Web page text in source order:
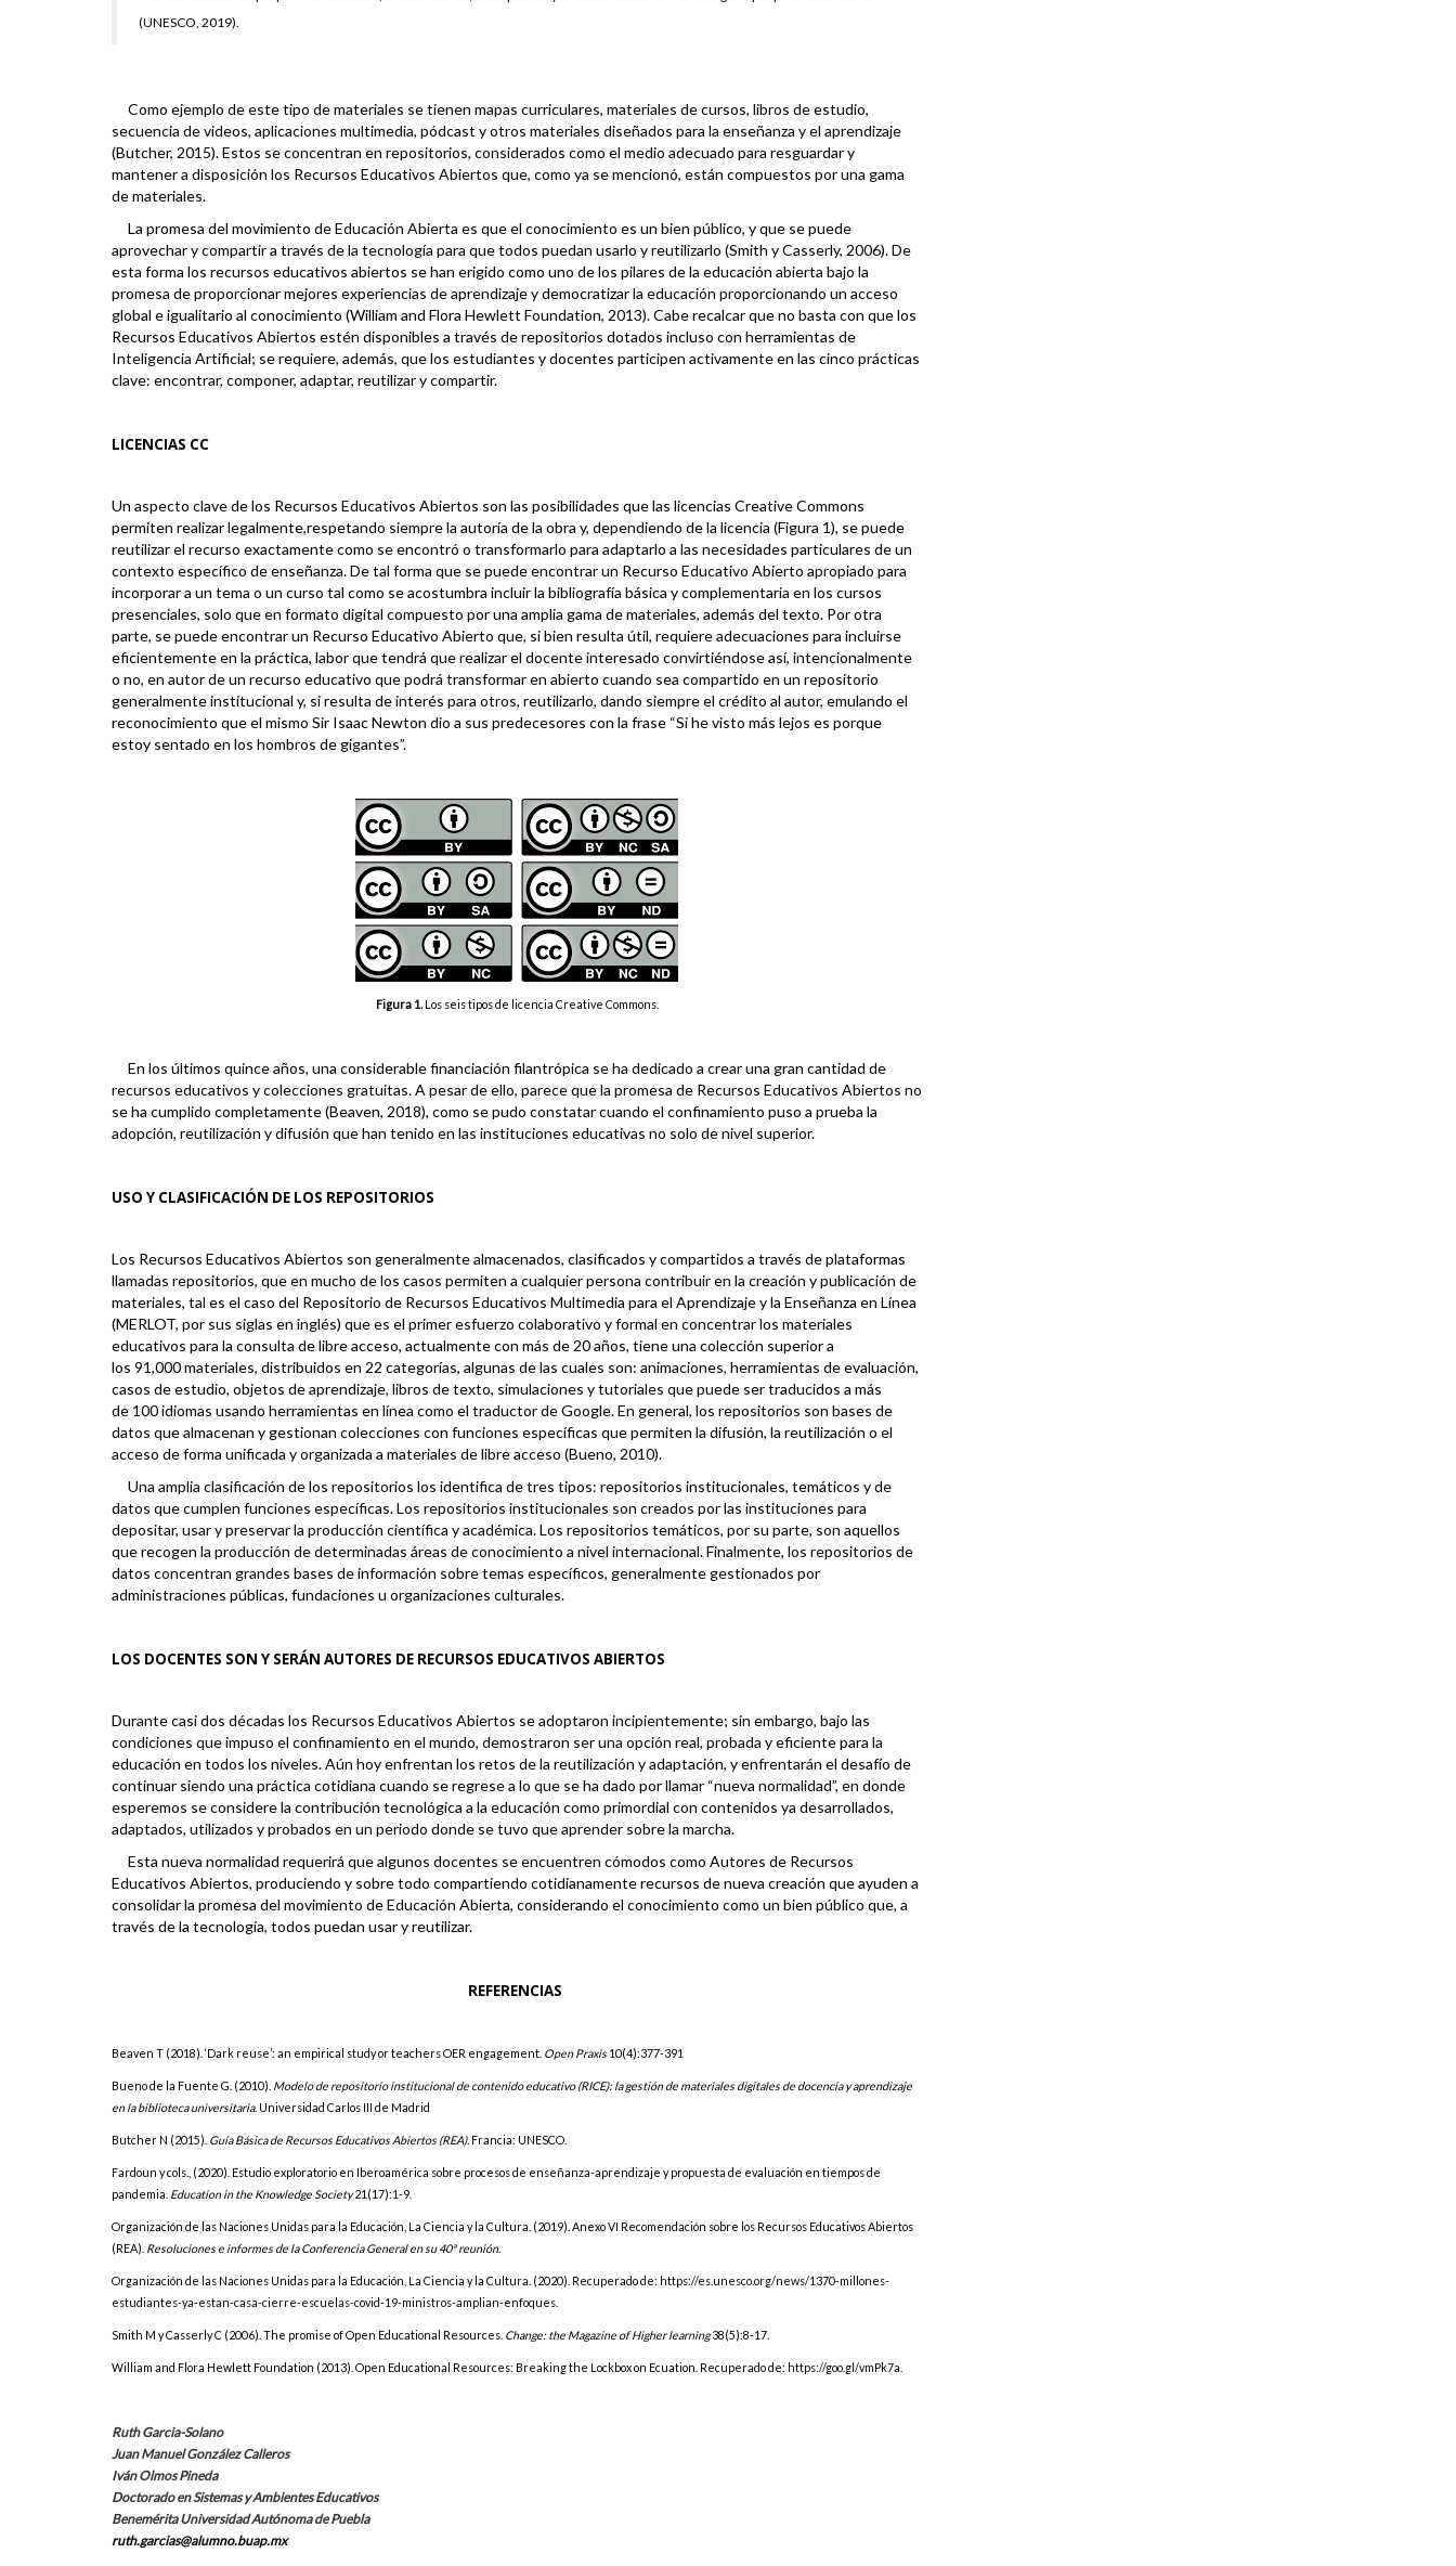
(UNESCO, 2019).
Como ejemplo de este tipo de materiales se tienen mapas curriculares, materiales de cursos, libros de estudio,
secuencia de videos, aplicaciones multimedia, pódcast y otros materiales diseñados para la enseñanza y el aprendizaje
(Butcher, 2015). Estos se concentran en repositorios, considerados como el medio adecuado para resguardar y
mantener a disposición los Recursos Educativos Abiertos que, como ya se mencionó, están compuestos por una gama
de materiales.
La promesa del movimiento de Educación Abierta es que el conocimiento es un bien público, y que se puede
aprovechar y compartir a través de la tecnología para que todos puedan usarlo y reutilizarlo (Smith y Casserly, 2006). De
esta forma los recursos educativos abiertos se han erigido como uno de los pilares de la educación abierta bajo la
promesa de proporcionar mejores experiencias de aprendizaje y democratizar la educación proporcionando un acceso
global e igualitario al conocimiento (William and Flora Hewlett Foundation, 2013). Cabe recalcar que no basta con que los
Recursos Educativos Abiertos estén disponibles a través de repositorios dotados incluso con herramientas de
Inteligencia Artificial; se requiere, además, que los estudiantes y docentes participen activamente en las cinco prácticas
clave: encontrar, componer, adaptar, reutilizar y compartir.
LICENCIAS CC
Un aspecto clave de los Recursos Educativos Abiertos son las posibilidades que las licencias Creative Commons
permiten realizar legalmente,respetando siempre la autoría de la obra y, dependiendo de la licencia (Figura 1), se puede
reutilizar el recurso exactamente como se encontró o transformarlo para adaptarlo a las necesidades particulares de un
contexto específico de enseñanza. De tal forma que se puede encontrar un Recurso Educativo Abierto apropiado para
incorporar a un tema o un curso tal como se acostumbra incluir la bibliografía básica y complementaria en los cursos
presenciales, solo que en formato digital compuesto por una amplia gama de materiales, además del texto. Por otra
parte, se puede encontrar un Recurso Educativo Abierto que, si bien resulta útil, requiere adecuaciones para incluirse
eficientemente en la práctica, labor que tendrá que realizar el docente interesado convirtiéndose así, intencionalmente
o no, en autor de un recurso educativo que podrá transformar en abierto cuando sea compartido en un repositorio
generalmente institucional y, si resulta de interés para otros, reutilizarlo, dando siempre el crédito al autor, emulando el
reconocimiento que el mismo Sir Isaac Newton dio a sus predecesores con la frase “Si he visto más lejos es porque
estoy sentado en los hombros de gigantes”.
Figura 1.Los seis tipos de licencia Creative Commons.
En los últimos quince años, una considerable financiación filantrópica se ha dedicado a crear una gran cantidad de
recursos educativos y colecciones gratuitas. A pesar de ello, parece que la promesa de Recursos Educativos Abiertos no
se ha cumplido completamente (Beaven, 2018), como se pudo constatar cuando el confinamiento puso a prueba la
adopción, reutilización y difusión que han tenido en las instituciones educativas no solo de nivel superior.
USO Y CLASIFICACIÓN DE LOS REPOSITORIOS
Los Recursos Educativos Abiertos son generalmente almacenados, clasificados y compartidos a través de plataformas
llamadas repositorios, que en mucho de los casos permiten a cualquier persona contribuir en la creación y publicación de
materiales, tal es el caso del Repositorio de Recursos Educativos Multimedia para el Aprendizaje y la Enseñanza en Línea
(MERLOT, por sus siglas en inglés) que es el primer esfuerzo colaborativo y formal en concentrar los materiales
educativos para la consulta de libre acceso, actualmente con más de 20años, tiene una colección superior a
los 91,000materiales, distribuidos en 22 categorías, algunas de las cuales son: animaciones, herramientas de evaluación,
casos de estudio, objetos de aprendizaje, libros de texto, simulaciones y tutoriales que puede ser traducidos a más
de 100idiomas usando herramientas en línea como el traductor de Google. En general, los repositorios son bases de
datos que almacenan y gestionan colecciones con funciones específicas que permiten la difusión, la reutilización o el
acceso de forma unificada y organizada a materiales de libre acceso (Bueno, 2010).
Una amplia clasificación de los repositorios los identifica de tres tipos: repositorios institucionales, temáticos y de
datos que cumplen funciones específicas. Los repositorios institucionales son creados por las instituciones para
depositar, usar y preservar la producción científica y académica. Los repositorios temáticos, por su parte, son aquellos
que recogen la producción de determinadas áreas de conocimiento a nivel internacional. Finalmente, los repositorios de
datos concentran grandes bases de información sobre temas específicos, generalmente gestionados por
administraciones públicas, fundaciones u organizaciones culturales.
LOS DOCENTES SON Y SERÁN AUTORES DE RECURSOS EDUCATIVOS ABIERTOS
Durante casi dos décadas los Recursos Educativos Abiertos se adoptaron incipientemente; sin embargo, bajo las
condiciones que impuso el confinamiento en el mundo, demostraron ser una opción real, probada y eficiente para la
educación en todos los niveles. Aún hoy enfrentan los retos de la reutilización y adaptación, y enfrentarán el desafío de
continuar siendo una práctica cotidiana cuando se regrese a lo que se ha dado por llamar “nueva normalidad”, en donde
esperemos se considere la contribución tecnológica a la educación como primordial con contenidos ya desarrollados,
adaptados, utilizados y probados en un periodo donde se tuvo que aprender sobre la marcha.
Esta nueva normalidad requerirá que algunos docentes se encuentren cómodos como Autores de Recursos
Educativos Abiertos, produciendo y sobre todo compartiendo cotidianamente recursos de nueva creación que ayuden a
consolidar la promesa del movimiento de Educación Abierta, considerando el conocimiento como un bien público que, a
través de la tecnología, todos puedan usar y reutilizar.
REFERENCIAS
Beaven T (2018). ‘Dark reuse’: an empirical study or teachers OER engagement. Open Praxis 10(4):377-391
Bueno de la Fuente G. (2010). Modelo de repositorio institucional de contenido educativo (RICE): la gestión de materiales digitales de docencia y aprendizaje
en la biblioteca universitaria. Universidad Carlos III de Madrid
Butcher N (2015). Guía Básica de Recursos Educativos Abiertos (REA). Francia: UNESCO.
Fardoun y cols., (2020). Estudio exploratorio en Iberoamérica sobre procesos de enseñanza-aprendizaje y propuesta de evaluación en tiempos de
pandemia. Education in the Knowledge Society21(17):1-9.
Organización de las Naciones Unidas para la Educación, La Ciencia y la Cultura. (2019). Anexo VI Recomendación sobre los Recursos Educativos Abiertos
(REA). Resoluciones e informes de la Conferencia General en su 40ª reunión.
Organización de las Naciones Unidas para la Educación, La Ciencia y la Cultura. (2020). Recuperado de: https://es.unesco.org/news/1370-millones-
estudiantes-ya-estan-casa-cierre-escuelas-covid-19-ministros-amplian-enfoques
Smith M y Casserly C (2006). The promise of Open Educational Resources. Change: the Magazine of Higher learning38(5):8-17.
William and Flora Hewlett Foundation (2013). Open Educational Resources: Breaking the Lockbox on Ecuation. Recuperado de: https://goo.gl/vmPk7a
Ruth Garcia-Solano
Juan Manuel González Calleros
Iván Olmos Pineda
Doctorado en Sistemas y Ambientes Educativos
Benemérita Universidad Autónoma de Puebla
ruth.garcias@alumno.buap.mx